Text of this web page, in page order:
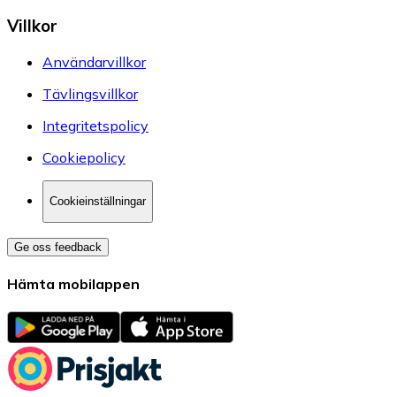
Villkor
Användarvillkor
Tävlingsvillkor
Integritetspolicy
Cookiepolicy
Cookieinställningar
Ge oss feedback
Hämta mobilappen